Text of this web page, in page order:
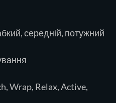
середній, потужний
Wrap, Relax, Active,